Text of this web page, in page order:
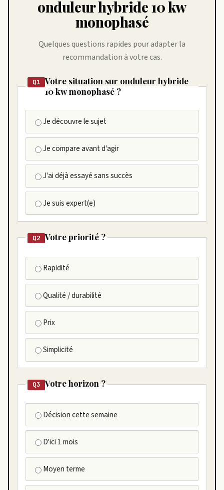
onduleur hybride 10 kw
monophasé
Quelques questions rapides pour adapter la
recommandation à votre cas.
Q1 Votre situation sur onduleur hybride
10 kw monophasé ?
Je découvre le sujet
Je compare avant d'agir
J'ai déjà essayé sans succès
Je suis expert(e)
Q2 Votre priorité ?
Rapidité
Qualité / durabilité
Prix
Simplicité
Q3 Votre horizon ?
Décision cette semaine
D'ici 1 mois
Moyen terme